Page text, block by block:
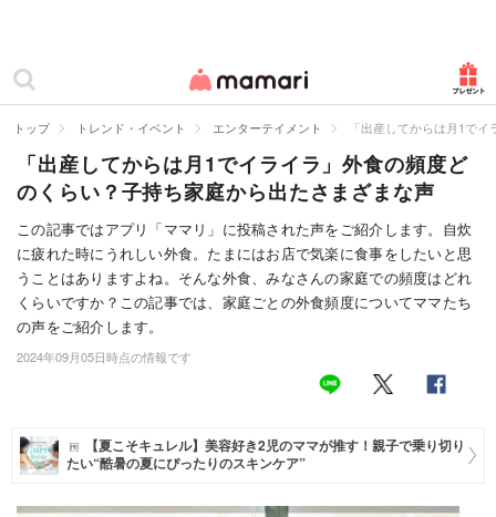
ママリ
カテゴリー一覧
妊娠
出産
赤ちゃん・育児
子育て・家族
病院
お仕事
トップ トレンド・イベント エンターテイメント 「出産してからは月1で
「出産してからは月1でイライラ」外食の頻度ど
のくらい？子持ち家庭から出たさまざまな声
この記事ではアプリ「ママリ」に投稿された声をご紹介します。自炊
に疲れた時にうれしい外食。たまにはお店で気楽に食事をしたいと思
うことはありますよね。そんな外食、みなさんの家庭での頻度はどれ
くらいですか？この記事では、家庭ごとの外食頻度についてママたち
の声をご紹介します。
2024年09月05日時点の情報です
【夏こそキュレル】美容好き2児のママが推す！親子で乗り切り
たい“酷暑の夏にぴったりのスキンケア”